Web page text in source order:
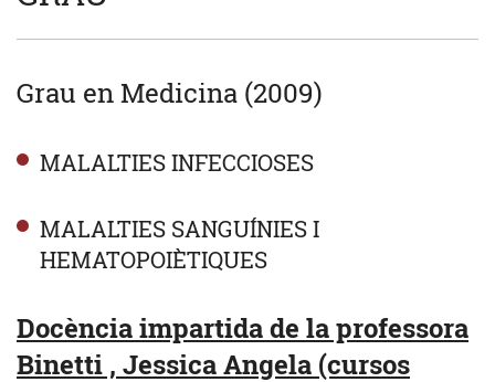
Grau en Medicina (2009)
MALALTIES INFECCIOSES
MALALTIES SANGUÍNIES I
HEMATOPOIÈTIQUES
Docència impartida de la professora
Binetti , Jessica Angela (cursos